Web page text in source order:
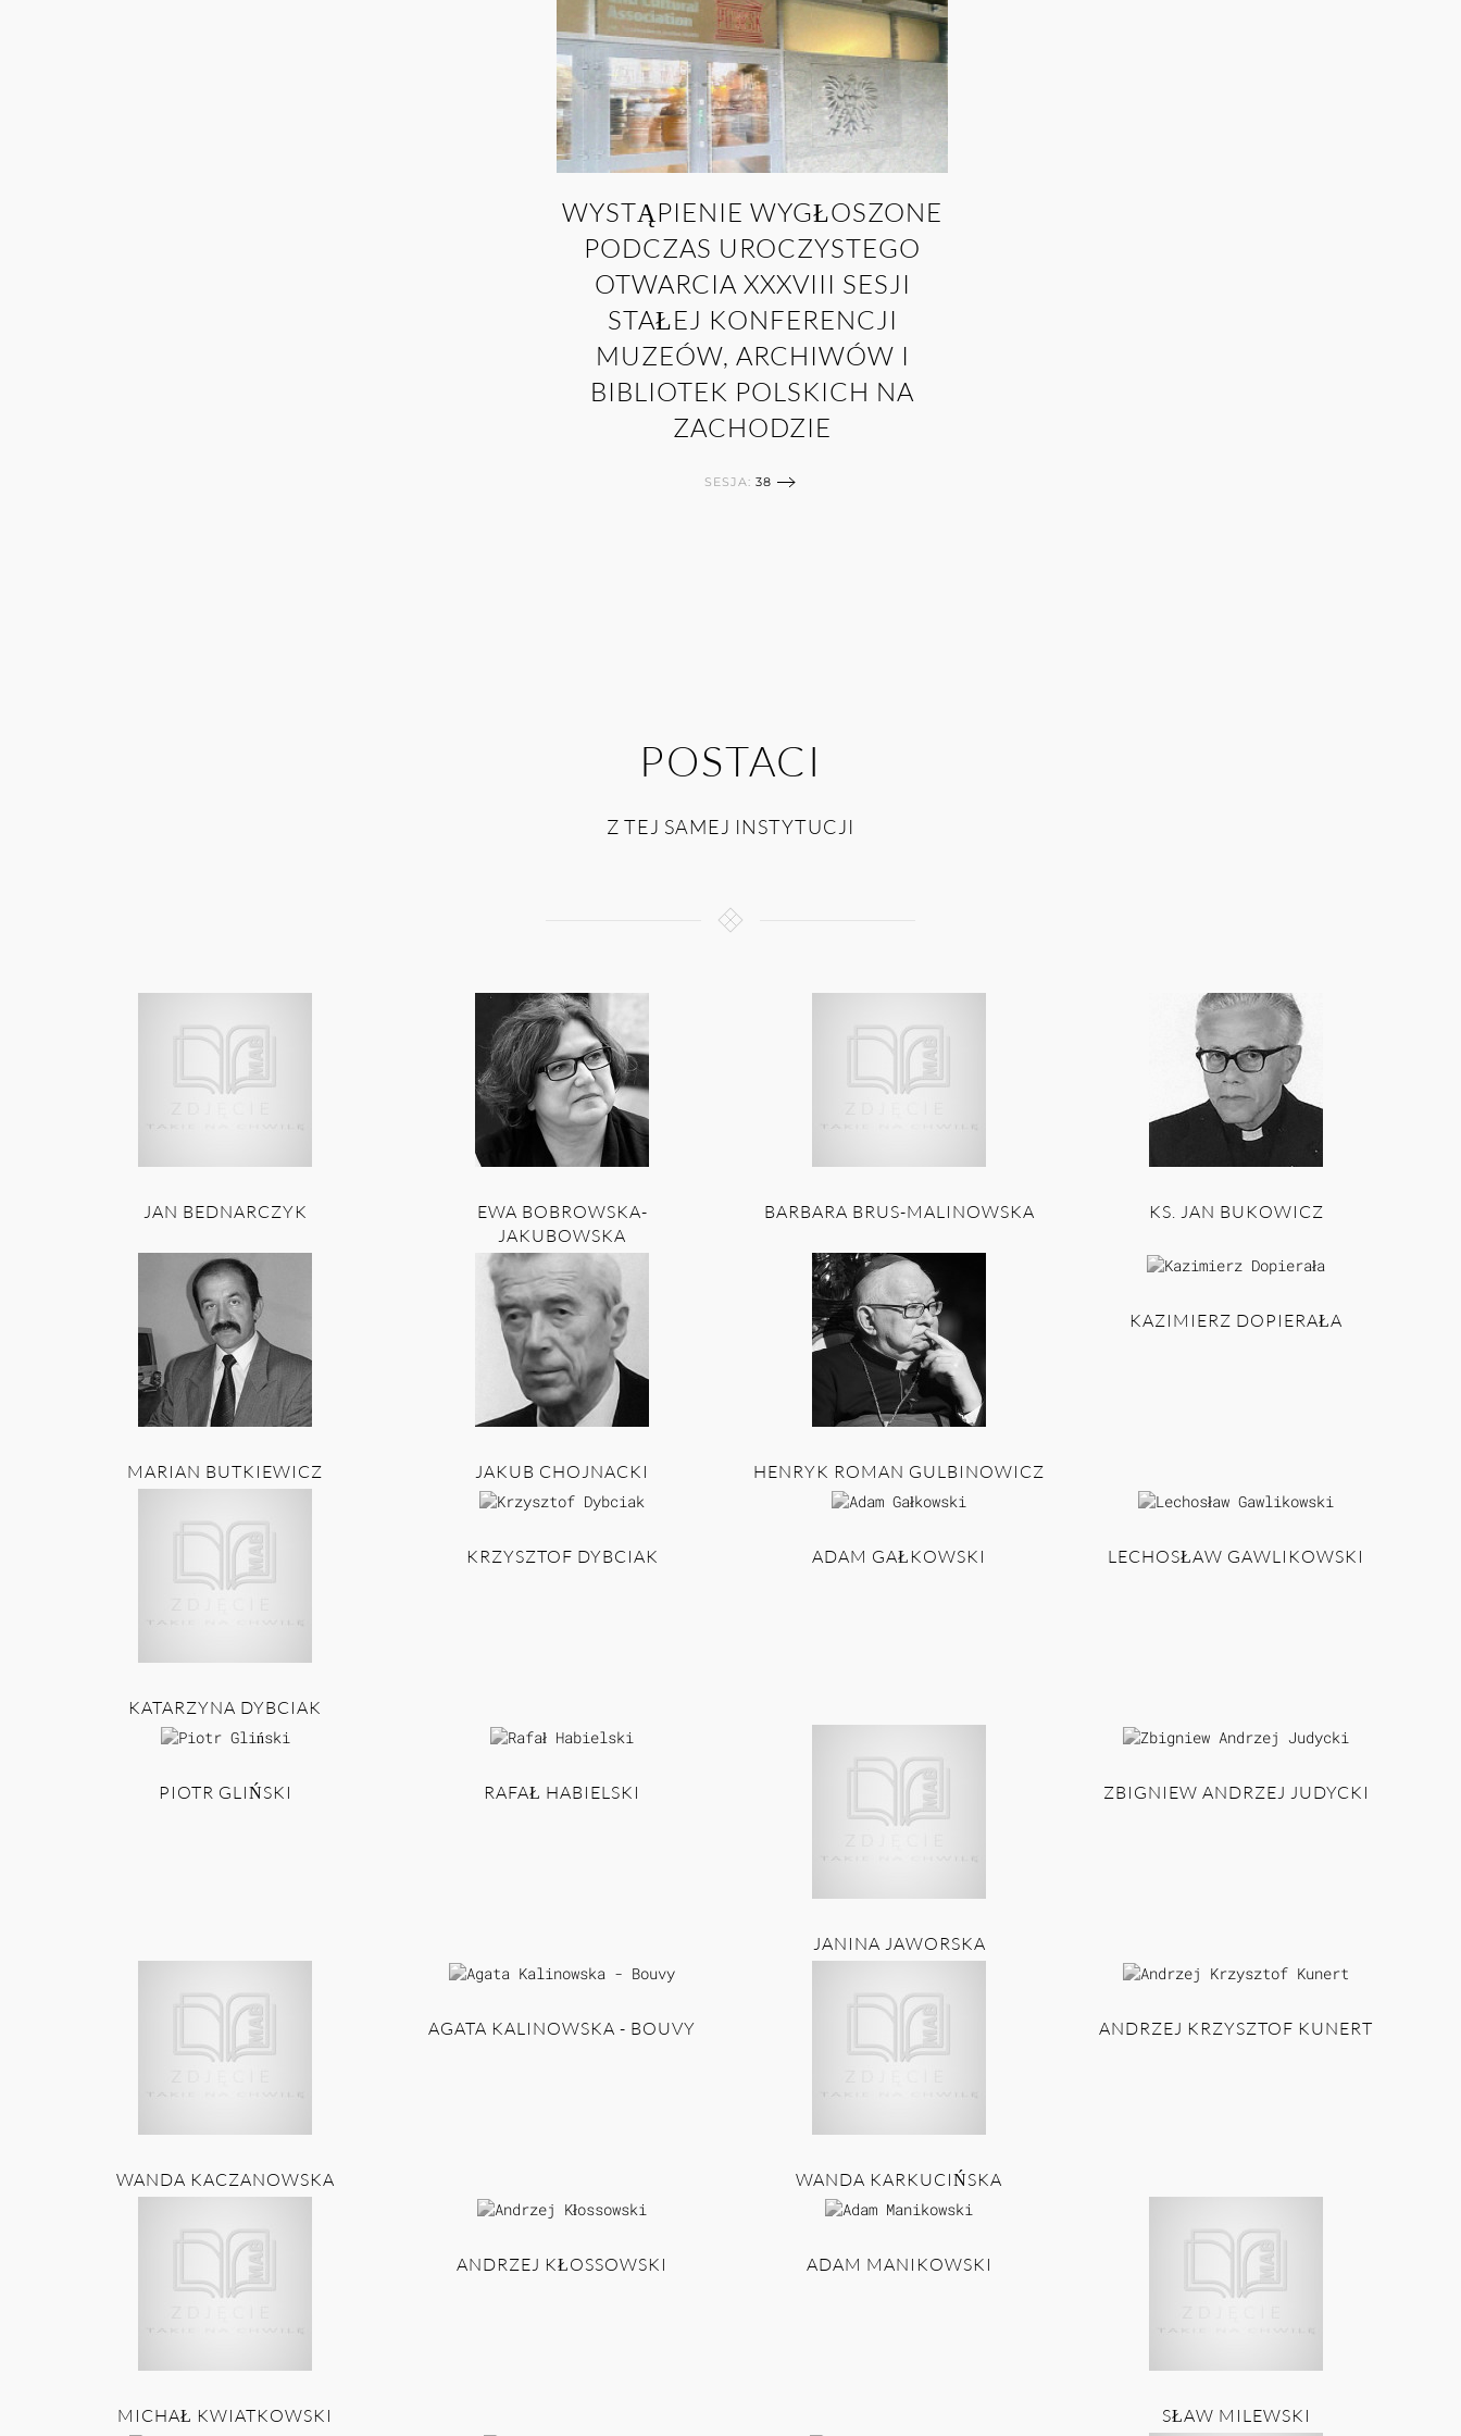
WYSTĄPIENIE WYGŁOSZONE
PODCZAS UROCZYSTEGO
OTWARCIA XXXVIII SESJI
STAŁEJ KONFERENCJI
MUZEÓW, ARCHIWÓW I
BIBLIOTEK POLSKICH NA
ZACHODZIE
SESJA: 38
POSTACI
Z TEJ SAMEJ INSTYTUCJI
JAN BEDNARCZYK
EWA BOBROWSKA-
JAKUBOWSKA
BARBARA BRUS-MALINOWSKA KS. JAN BUKOWICZ
MARIAN BUTKIEWICZ JAKUB CHOJNACKI HENRYK ROMAN GULBINOWICZ
KAZIMIERZ DOPIERAŁA
KATARZYNA DYBCIAK
KRZYSZTOF DYBCIAK ADAM GAŁKOWSKI LECHOSŁAW GAWLIKOWSKI
PIOTR GLIŃSKI RAFAŁ HABIELSKI
JANINA JAWORSKA
ZBIGNIEW ANDRZEJ JUDYCKI
WANDA KACZANOWSKA
AGATA KALINOWSKA - BOUVY
WANDA KARKUCIŃSKA
ANDRZEJ KRZYSZTOF KUNERT
MICHAŁ KWIATKOWSKI
ANDRZEJ KŁOSSOWSKI ADAM MANIKOWSKI
SŁAW MILEWSKI